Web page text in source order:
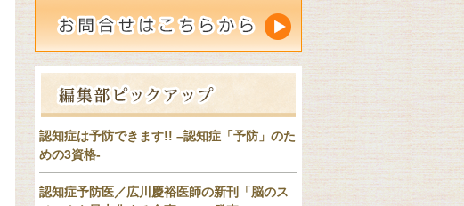
認知症は予防できます!! –認知症「予防」のた
めの3資格-
認知症予防医／広川慶裕医師の新刊「脳のス